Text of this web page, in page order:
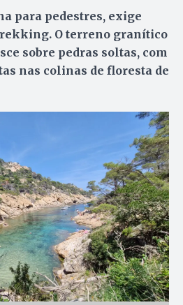
para pedestres, exige
O terreno granítico
sobre pedras soltas, com
nas colinas de floresta de